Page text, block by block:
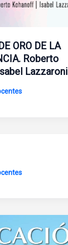
ORO DE LA
Roberto
Lazzaroni